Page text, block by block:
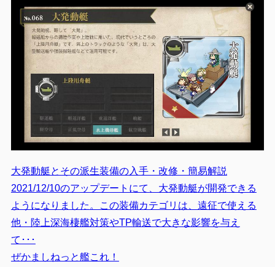
大発動艇とその派生装備の入手・改修・簡易解説
2021/12/10のアップデートにて、大発動艇が開発できる
ようになりました。この装備カテゴリは、遠征で使える
他・陸上深海棲艦対策やTP輸送で大きな影響を与え
て･･･
ぜかましねっと艦これ！